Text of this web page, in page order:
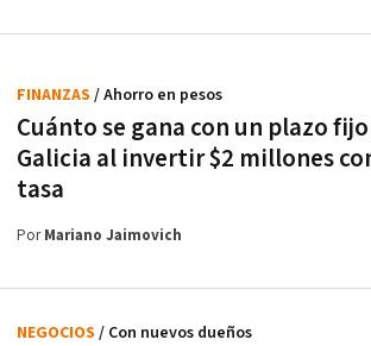
Cuánto se gana con un plazo
Galicia al invertir $2 millones
tasa
FINANZAS / Ahorro en pesos
PorMariano Jaimovich
NEGOCIOS / Con nuevos dueños